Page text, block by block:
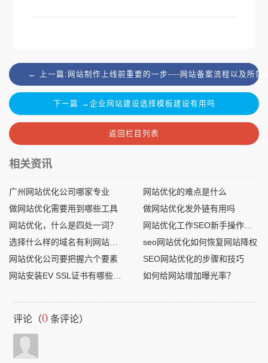
← 上一篇:网站制作上线前重要的一步----网站备案流程以及所需
下一篇 →企业网站建设选择模板建设有用吗
返回栏目列表
相关资讯
广州网站优化公司哪家专业
网站优化的难点是什么
做网站优化需要用到哪些工具
做网站优化发外链有用吗
网站优化，什么是四处一词？
seo网站优化如何恢复网站降权
网站优化公司要把握六个要素
​SEO网站优化的步骤和技巧
如何给网站增加曝光率？
评论（0 条评论）